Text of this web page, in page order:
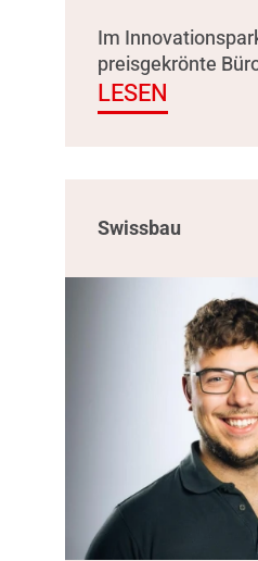
Im
preisgekrönte
LESEN
Swissbau